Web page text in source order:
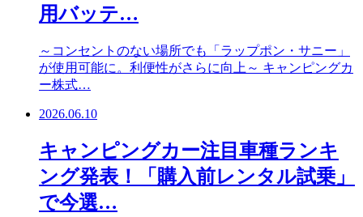
用バッテ…
～コンセントのない場所でも「ラップポン・サニー」
が使用可能に。利便性がさらに向上～ キャンピングカ
ー株式…
2026.06.10
キャンピングカー注目車種ランキ
ング発表！「購入前レンタル試乗」
で今選…